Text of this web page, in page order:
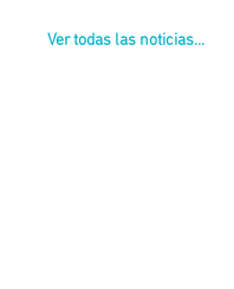
Ver todas las noticias...